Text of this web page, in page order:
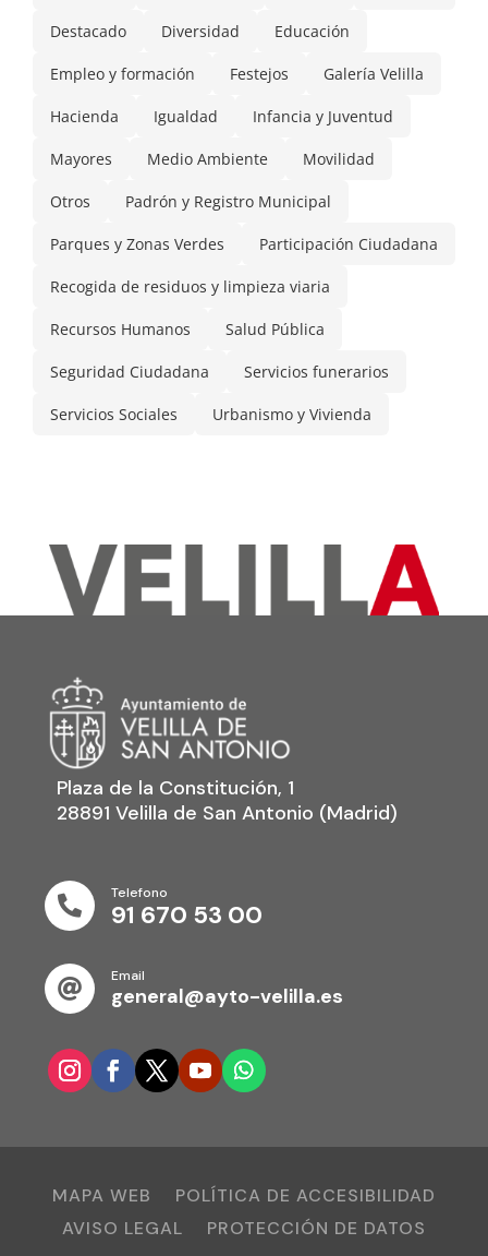
Destacado Diversidad Educación
Empleo y formación Festejos Galería Velilla
Hacienda Igualdad Infancia y Juventud
Mayores Medio Ambiente Movilidad
Otros Padrón y Registro Municipal
Parques y Zonas Verdes Participación Ciudadana
Recogida de residuos y limpieza viaria
Recursos Humanos Salud Pública
Seguridad Ciudadana Servicios funerarios
Servicios Sociales Urbanismo y Vivienda
Plaza de la Constitución, 1
28891 Velilla de San Antonio (Madrid)

Telefono
91 670 53 00

Email
general@ayto-velilla.es
MAPA WEB
POLÍTICA DE ACCESIBILIDAD
AVISO LEGAL
PROTECCIÓN DE DATOS